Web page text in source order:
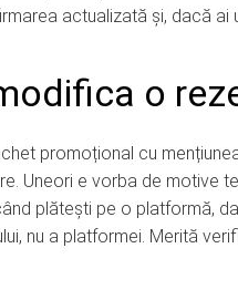
actualizată și, dacă
o
promoțional cu
Uneori e vorba de motive
plătești pe o platformă,
nu a platformei. Merită